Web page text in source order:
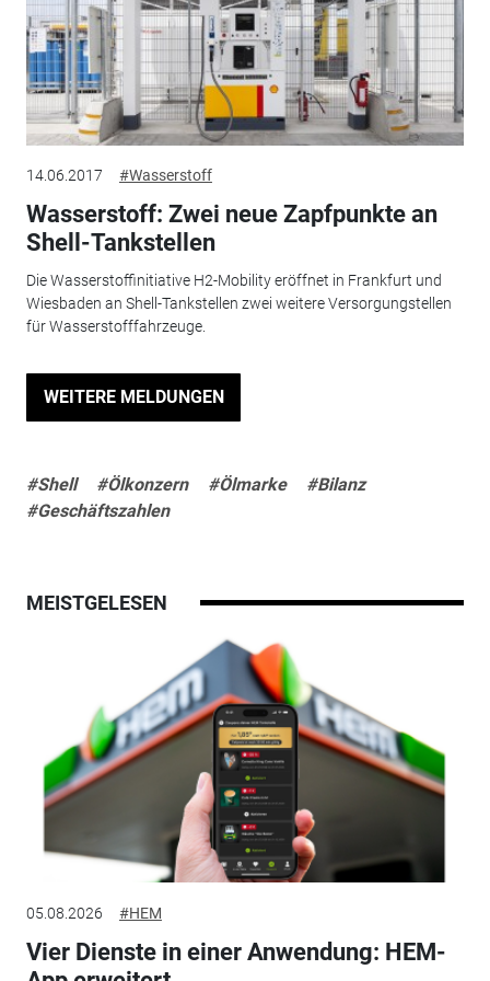
14.06.2017 #Wasserstoff
Wasserstoff: Zwei neue Zapfpunkte an
Shell-Tankstellen
Die Wasserstoffinitiative H2-Mobility eröffnet in Frankfurt und
Wiesbaden an Shell-Tankstellen zwei weitere Versorgungstellen
für Wasserstofffahrzeuge.
WEITERE MELDUNGEN
#Shell #Ölkonzern #Ölmarke
#Bilanz
#Geschäftszahlen
MEISTGELESEN
05.08.2026 #HEM
Vier Dienste in einer Anwendung: HEM-